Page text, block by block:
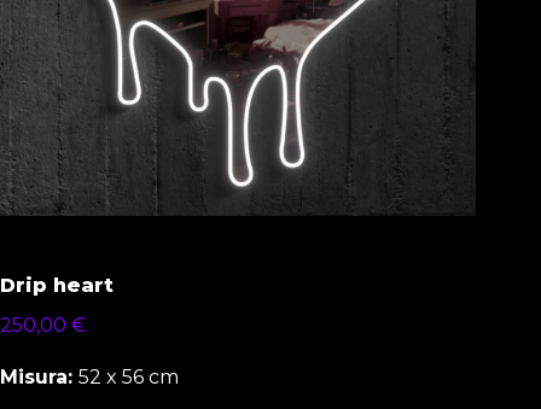
Drip heart
250,00 €
Misura: 52 x 56 cm